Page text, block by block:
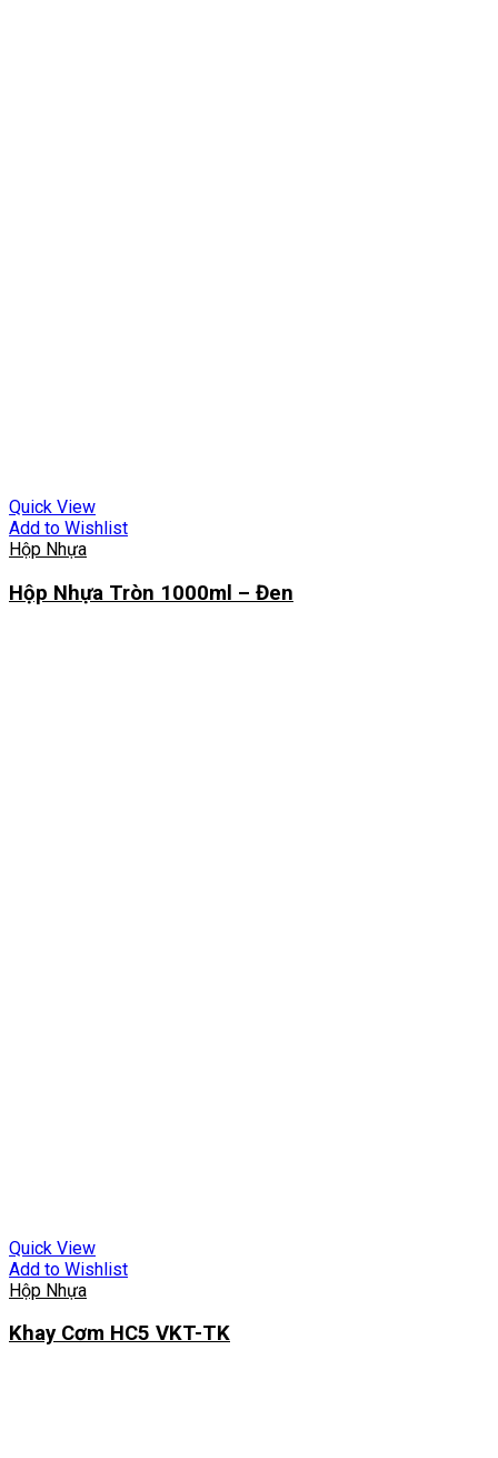
Quick View
Add to Wishlist
Hộp Nhựa
Hộp Nhựa Tròn 1000ml – Đen
Quick View
Add to Wishlist
Hộp Nhựa
Khay Cơm HC5 VKT-TK